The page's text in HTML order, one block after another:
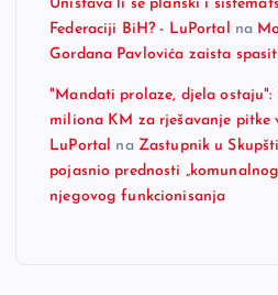
Uništava li se planski i
Federaciji BiH? - LuPortal na
Gordana Pavlovića zaista
"Mandati prolaze, djela ostaju":
miliona KM za rješavanje pitke
LuPortal na Zastupnik u
pojasnio prednosti
njegovog funkcionisanja